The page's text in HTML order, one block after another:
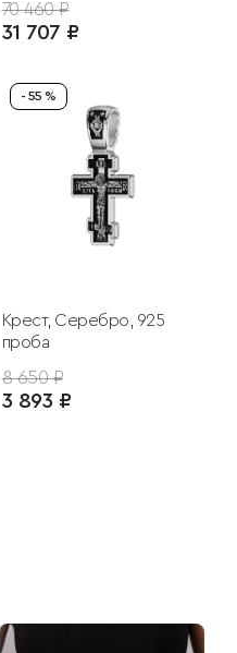
70 460 ₽
31 707 ₽
- 55 %
Крест, Серебро, 925
проба
8 650 ₽
3 893 ₽